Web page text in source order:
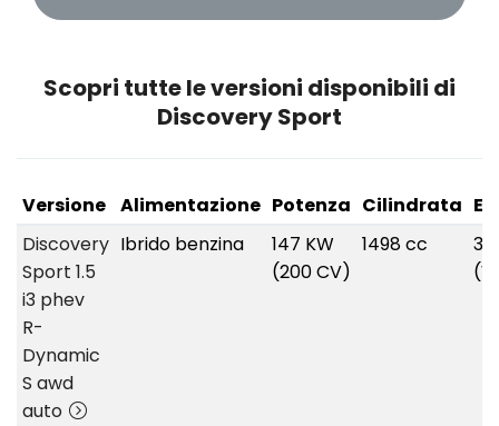
Scopri tutte le versioni disponibili di
Discovery Sport
Versione Alimentazione Potenza Cilindrata
Discovery
Sport 1.5
i3 phev
R-
Dynamic
S awd
auto
Ibrido benzina
147 KW
(200 CV)
1498 cc